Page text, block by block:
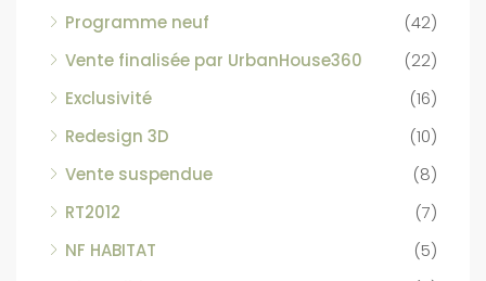
Programme neuf
(42)
Vente finalisée par UrbanHouse360
(22)
Exclusivité
(16)
Redesign 3D
(10)
Vente suspendue
(8)
RT2012
(7)
NF HABITAT
(5)